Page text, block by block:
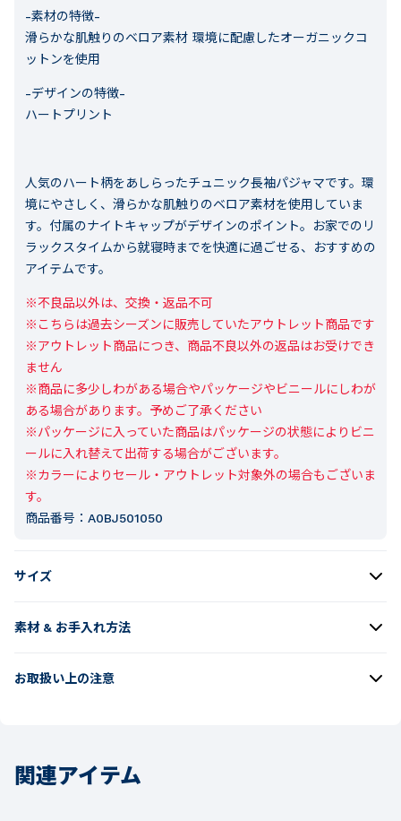
-素材の特徴-
滑らかな肌触りのベロア素材 環境に配慮したオーガニックコ
ットンを使用
-デザインの特徴-
ハートプリント
人気のハート柄をあしらったチュニック長袖パジャマです。環
境にやさしく、滑らかな肌触りのベロア素材を使用していま
す。付属のナイトキャップがデザインのポイント。お家でのリ
ラックスタイムから就寝時までを快適に過ごせる、おすすめの
アイテムです。
※不良品以外は、交換・返品不可
※こちらは過去シーズンに販売していたアウトレット商品です
※アウトレット商品につき、商品不良以外の返品はお受けでき
ません
※商品に多少しわがある場合やパッケージやビニールにしわが
ある場合があります。予めご了承ください
※パッケージに入っていた商品はパッケージの状態によりビニ
ールに入れ替えて出荷する場合がございます。
※カラーによりセール・アウトレット対象外の場合もございま
す。
商品番号： A0BJ501050
サイズ
素材 & お手入れ方法
お取扱い上の注意
関連アイテム